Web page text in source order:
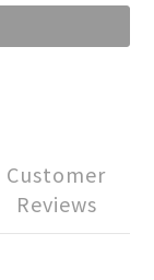
Customer
Reviews